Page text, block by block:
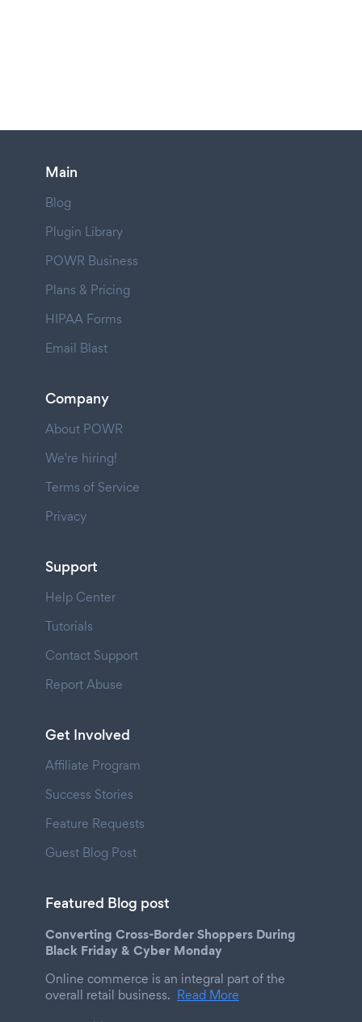
Main
Blog
Plugin Library
POWR Business
Plans & Pricing
HIPAA Forms
Email Blast
Company
About POWR
We're hiring!
Terms of Service
Privacy
Support
Help Center
Tutorials
Contact Support
Report Abuse
Get Involved
Affiliate Program
Success Stories
Feature Requests
Guest Blog Post
Featured Blog post
Converting Cross-Border Shoppers During
Black Friday & Cyber Monday
Online commerce is an integral part of the
overall retail business. Read More